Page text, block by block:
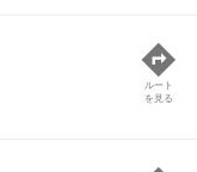
ルート
を見る